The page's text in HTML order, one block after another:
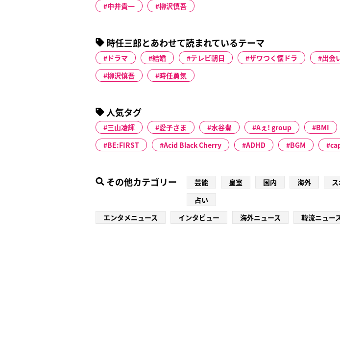
中井貴一
柳沢慎吾
時任三郎とあわせて読まれているテーマ
ドラマ 結婚 テレビ朝日 ザワつく懐ドラ 出会
柳沢慎吾
時任勇気
人気タグ
三山凌輝 愛子さま 水谷豊 Aぇ! group BMI
BE:FIRST
Acid Black Cherry ADHD BGM
その他カテゴリー 芸能 皇室 国内 海外
占い
エンタメニュース
インタビュー 海外ニュース 韓流ニュー